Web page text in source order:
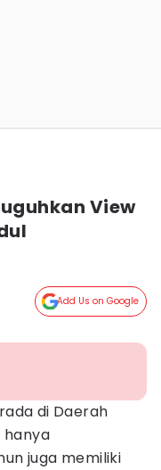
View
Add Us on Google
di Daerah
hanya
juga memiliki